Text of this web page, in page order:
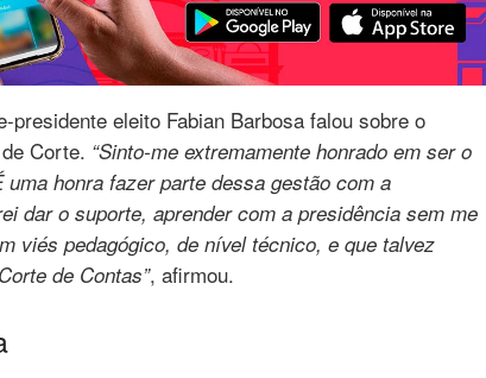
eleito Fabian Barbosa falou sobre o
Corte. “Sinto-me extremamente honrado em ser o
honra fazer parte dessa gestão com a
dar o suporte, aprender com a presidência sem me
viés pedagógico, de nível técnico, e que talvez
de Contas”, afirmou.